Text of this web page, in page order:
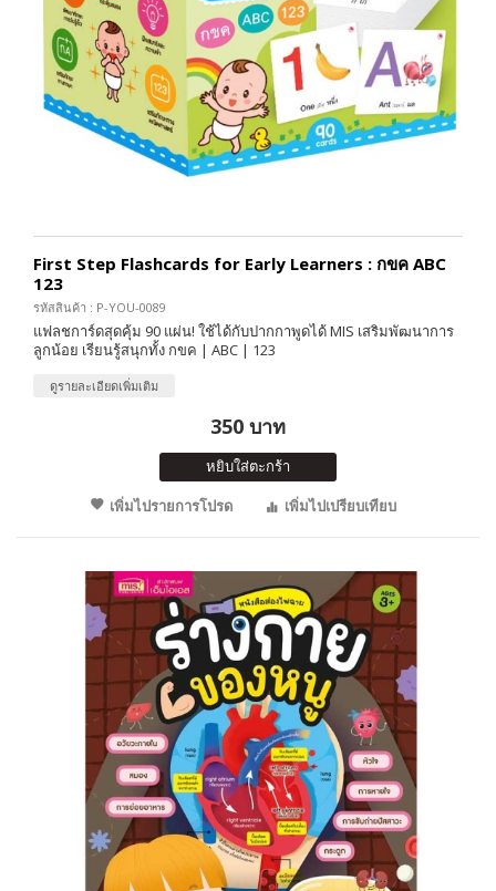
First Step Flashcards for Early Learners : กขค ABC
123
รหัสสินค้า : P-YOU-0089
แฟลชการ์ดสุดคุ้ม 90 แผ่น! ใช้ได้กับปากกาพูดได้ MIS เสริมพัฒนาการ
ลูกน้อย เรียนรู้สนุกทั้ง กขค | ABC | 123
ดูรายละเอียดเพิ่มเติม
350 บาท
หยิบใส่ตะกร้า
เพิ่มไปรายการโปรด
เพิ่มไปเปรียบเทียบ